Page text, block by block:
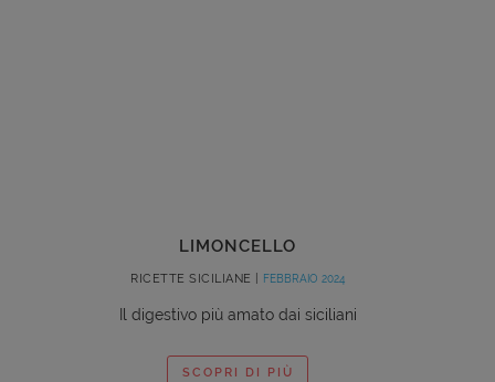
LIMONCELLO
RICETTE SICILIANE | FEBBRAIO 2024
Il digestivo più amato dai siciliani
SCOPRI DI PIÙ